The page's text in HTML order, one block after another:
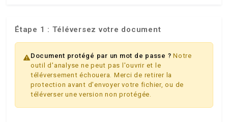
Étape 1 : Téléversez votre document
Document protégé par un mot de passe ? Notre
outil d'analyse ne peut pas l'ouvrir et le
téléversement échouera. Merci de retirer la
protection avant d'envoyer votre fichier, ou de
téléverser une version non protégée.